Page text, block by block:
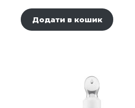
Додати в кошик